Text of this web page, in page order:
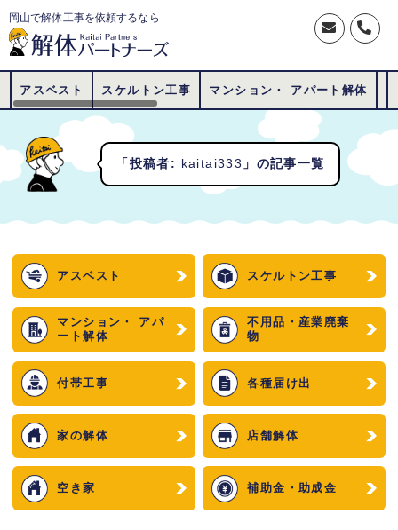
岡山で解体工事を依頼するなら
アスベスト スケルトン工事 マンション・ アパート解体
「投稿者: kaitai333 」の記事一覧
アスベスト スケルトン工事
マンション・ アパ
ート解体
不用品・産業廃棄
物
付帯工事 各種届け出
家の解体 店舗解体
空き家 補助金・助成金